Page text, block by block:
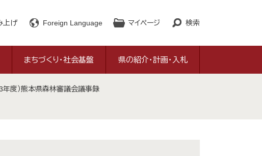
上げ Foreign Language マイページ 検索
まちづくり・社会基盤 県の紹介・計画・入札
年度）熊本県森林審議会議事録